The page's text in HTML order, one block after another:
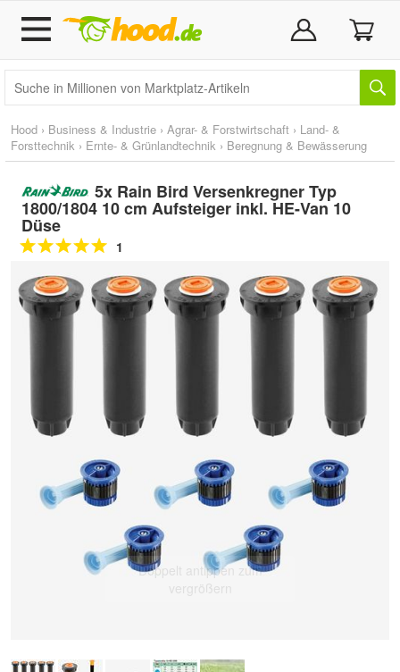
Hood › Business & Industrie › Agrar- & Forstwirtschaft › Land- &
Forsttechnik › Ernte- & Grünlandtechnik › Beregnung & Bewässerung
5x Rain Bird Versenkregner Typ
1800/1804 10 cm Aufsteiger inkl. HE-Van 10
Düse
1
Doppelt antippen zum